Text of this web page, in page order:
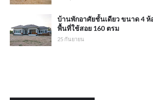
บ้านพักอาศัยชั้นเดียว ขนาด 4 ห้
พื้นที่ใช้สอย 160 ตรม
25 กันยายน